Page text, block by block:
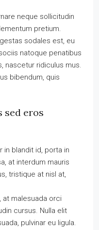
neque sollicitudin
pretium.
sodales est, eu
natoque penatibus
nascetur ridiculus mus.
bibendum, quis
sed eros
in blandit id, porta in
at interdum mauris
tristique at nisl at,
at malesuada orci
cursus. Nulla elit
pulvinar eu ligula.